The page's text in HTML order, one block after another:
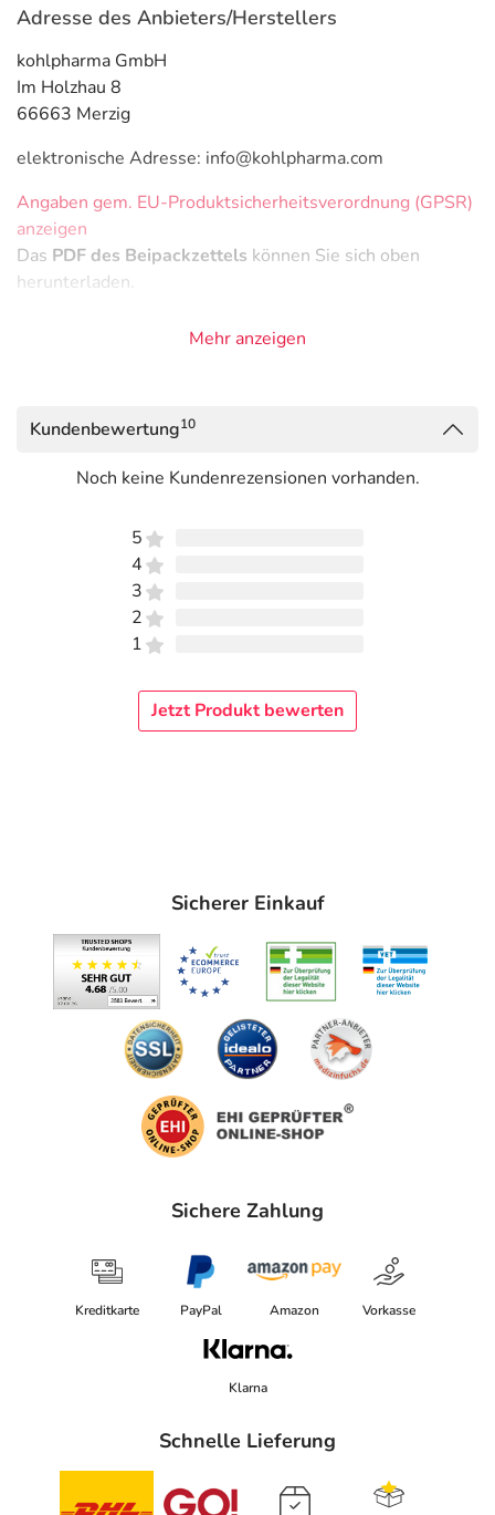
Adresse des Anbieters/Herstellers
kohlpharma GmbH
Im Holzhau 8
66663 Merzig
elektronische Adresse: info@kohlpharma.com
Angaben gem. EU-Produktsicherheitsverordnung (GPSR)
anzeigen
Das PDF des Beipackzettels können Sie sich oben
herunterladen.
Mehr anzeigen
Kundenbewertung10
Noch keine Kundenrezensionen vorhanden.
5
4
3
2
1
Jetzt Produkt bewerten
Sicherer Einkauf
Sichere Zahlung
Kreditkarte PayPal Amazon Vorkasse
Klarna
Schnelle Lieferung